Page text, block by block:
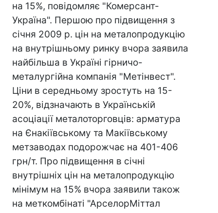
на 15%, повідомляє "Комерсант-
Україна". Першою про підвищення з
січня 2009 р. цін на металопродукцію
на внутрішньому ринку вчора заявила
найбільша в Україні гірничо-
металургійна компанія "Метінвест".
Ціни в середньому зростуть на 15-
20%, відзначають в Українській
асоціації металоторговців: арматура
на Єнакіївському та Макіївському
метзаводах подорожчає на 401-406
грн/т. Про підвищення в січні
внутрішніх цін на металопродукцію
мінімум на 15% вчора заявили також
на меткомбінаті "АрселорМіттал